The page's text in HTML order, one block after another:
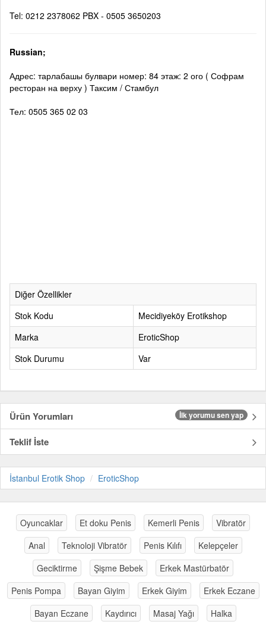
Tel: 0212 2378062 PBX - 0505 3650203
Russian;
Адрес: тарлабашы булвари номер: 84 этаж: 2 ого ( Софрам
ресторан на верху ) Таксим / Стамбул
Тел: 0505 365 02 03
Diğer Özellikler
Stok Kodu
Mecidiyeköy Erotikshop
Marka
EroticShop
Stok Durumu
Var
Ürün Yorumları İlk yorumu sen yap
Teklif İste
İstanbul Erotik Shop EroticShop
Oyuncaklar Et doku Penis Kemerli Penis
Vibratör
Anal
Teknoloji Vibratör Penis Kılıfı
Kelepçeler
Geciktirme
Şişme Bebek
Erkek Mastürbatör
Penis Pompa
Bayan Giyim Erkek Giyim
Erkek Eczane
Bayan Eczane
Kaydırıcı Masaj Yağı Halka